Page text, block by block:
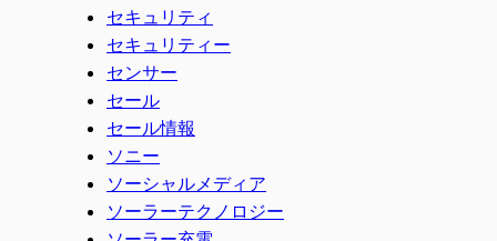
セキュリティ
セキュリティー
センサー
セール
セール情報
ソニー
ソーシャルメディア
ソーラーテクノロジー